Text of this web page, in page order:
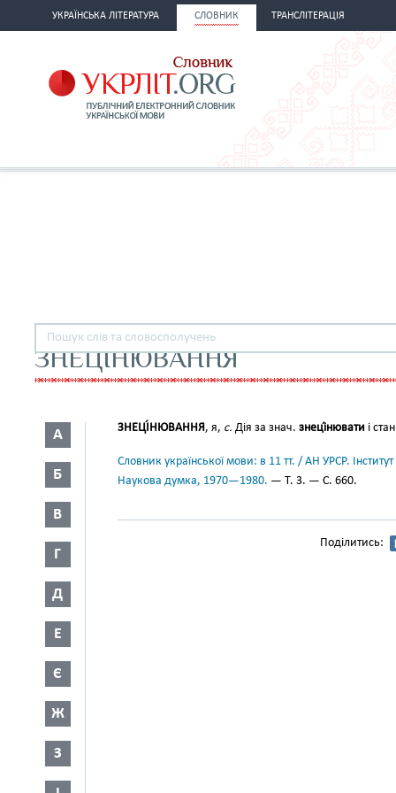
УКРАЇНСЬКА ЛІТЕРАТУРА СЛОВНИК ТРАНСЛІТЕРАЦІЯ
ЗНЕЦІНЮВАННЯ
А
Б
В
Г
Д
Е
Є
Ж
З
ЗНЕЦІ́НЮВАННЯ, я, с. Дія за знач. знеці́нювати і
Словник української мови: в 11 тт. / АН УРСР.
Наукова думка, 1970—1980. — Т. 3. — С. 660.
Поділитись: